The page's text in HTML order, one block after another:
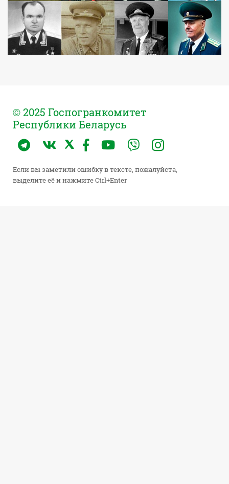
© 2025 Госпогранкомитет
Республики Беларусь
Если вы заметили ошибку в тексте, пожалуйста,
выделите её и нажмите Ctrl+Enter